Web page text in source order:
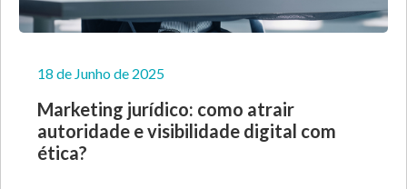
18 de Junho de 2025
Marketing jurídico: como atrair
autoridade e visibilidade digital com
ética?